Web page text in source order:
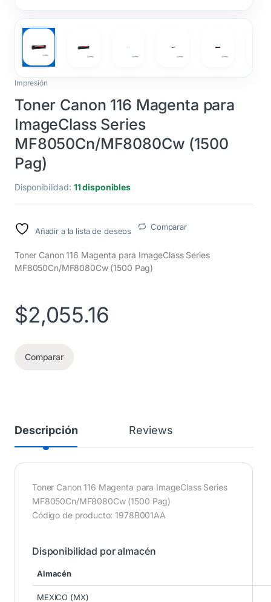
Impresión
Toner Canon 116 Magenta para
ImageClass Series
MF8050Cn/MF8080Cw (1500
Pag)
Disponibilidad: 11 disponibles
Añadir a la lista de deseos Comparar
Toner Canon 116 Magenta para ImageClass Series
MF8050Cn/MF8080Cw (1500 Pag)
$2,055.16
Comparar
Descripción Reviews
Toner Canon 116 Magenta para ImageClass Series
MF8050Cn/MF8080Cw (1500 Pag)
Código de producto: 1978B001AA
Disponibilidad por almacén
Almacén
MEXICO (MX)